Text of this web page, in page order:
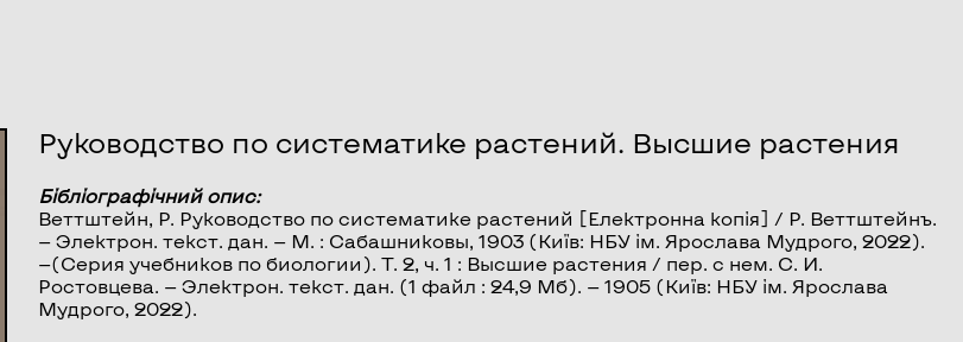
Руководство по систематике растений. Высшие растения
Бібліографічний опис:
Веттштейн, Р. Руководство по систематике растений [Електронна копія] / Р. Веттштейнъ.
— Электрон. текст. дан. — М. : Сабашниковы, 1903 (Київ: НБУ ім. Ярослава Мудрого, 2022).
—(Серия учебников по биологии). Т. 2, ч. 1 : Высшие растения / пер. с нем. С. И.
Ростовцева. — Электрон. текст. дан. (1 файл : 24,9 Мб). — 1905 (Київ: НБУ ім. Ярослава
Мудрого, 2022).